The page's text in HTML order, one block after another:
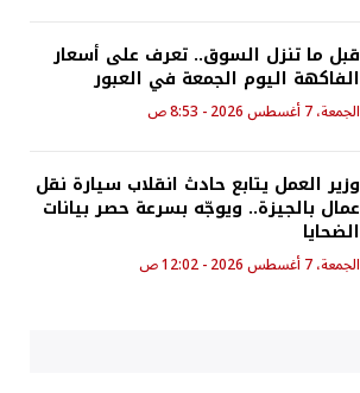
قبل ما تنزل السوق.. تعرف على أسعار
الفاكهة اليوم الجمعة في العبور
الجمعة، 7 أغسطس 2026 - 8:53 ص
وزير العمل يتابع حادث انقلاب سيارة نقل
عمال بالجيزة.. ويوجّه بسرعة حصر بيانات
الضحايا
الجمعة، 7 أغسطس 2026 - 12:02 ص